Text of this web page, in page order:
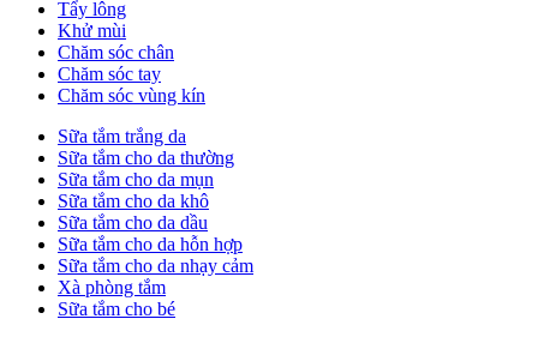
Tẩy lông
Khử mùi
Chăm sóc chân
Chăm sóc tay
Chăm sóc vùng kín
Sữa tắm trắng da
Sữa tắm cho da thường
Sữa tắm cho da mụn
Sữa tắm cho da khô
Sữa tắm cho da dầu
Sữa tắm cho da hỗn hợp
Sữa tắm cho da nhạy cảm
Xà phòng tắm
Sữa tắm cho bé